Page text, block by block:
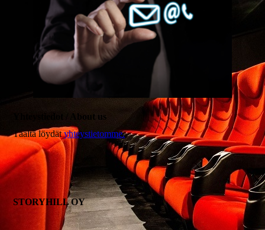
Yhteystiedot / About us
Täältä löydätyhteystietomme.
STORYHILL OY